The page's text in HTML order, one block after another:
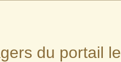
du portail